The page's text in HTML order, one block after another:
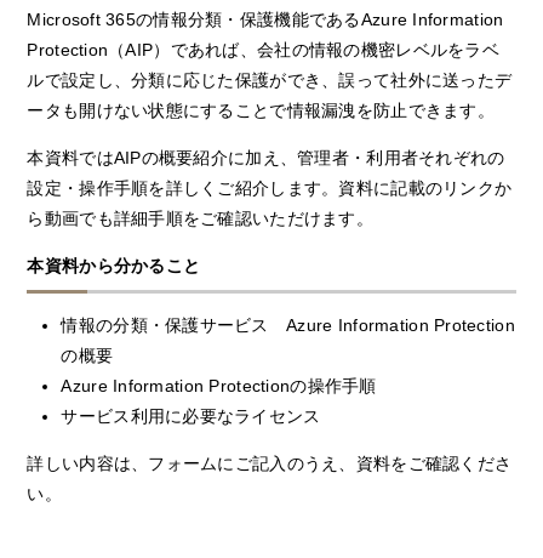
Microsoft 365の情報分類・保護機能であるAzure Information
Protection（AIP）であれば、会社の情報の機密レベルをラベ
ルで設定し、分類に応じた保護ができ、誤って社外に送ったデ
ータも開けない状態にすることで情報漏洩を防止できます。
本資料ではAIPの概要紹介に加え、管理者・利用者それぞれの
設定・操作手順を詳しくご紹介します。資料に記載のリンクか
ら動画でも詳細手順をご確認いただけます。
本資料から分かること
情報の分類・保護サービス Azure Information Protection
の概要
Azure Information Protectionの操作手順
サービス利用に必要なライセンス
詳しい内容は、フォームにご記入のうえ、資料をご確認くださ
い。